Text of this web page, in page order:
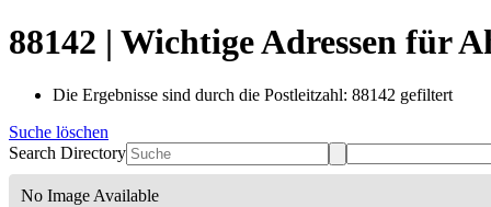
88142 | Wichtige Adressen für
Die Ergebnisse sind durch die Postleitzahl: 88142 gefiltert
Suche löschen
Search Directory
No Image Available